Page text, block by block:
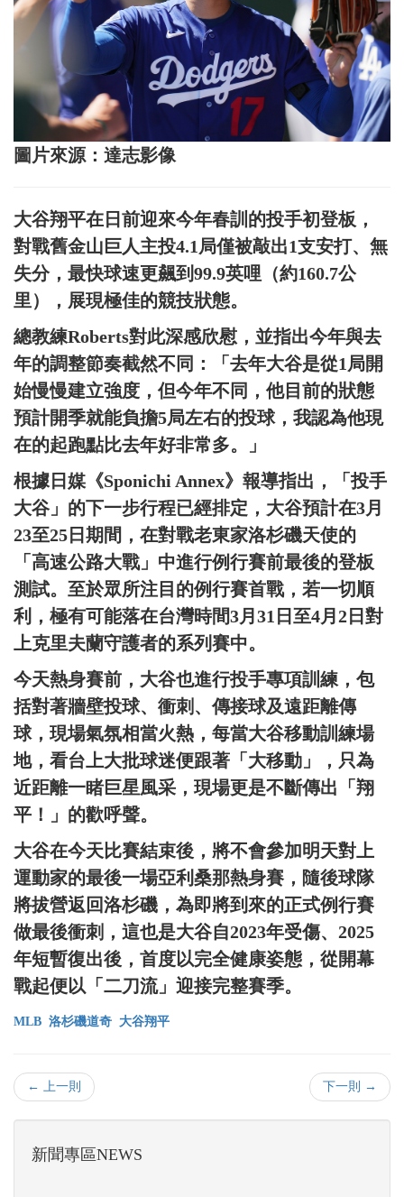
圖片來源：達志影像
大谷翔平在日前迎來今年春訓的投手初登板，
對戰舊金山巨人主投4.1局僅被敲出1支安打、無
失分，最快球速更飆到99.9英哩（約160.7公
里），展現極佳的競技狀態。
總教練Roberts對此深感欣慰，並指出今年與去
年的調整節奏截然不同：「去年大谷是從1局開
始慢慢建立強度，但今年不同，他目前的狀態
預計開季就能負擔5局左右的投球，我認為他現
在的起跑點比去年好非常多。」
根據日媒《Sponichi Annex》報導指出，「投手
大谷」的下一步行程已經排定，大谷預計在3月
23至25日期間，在對戰老東家洛杉磯天使的
「高速公路大戰」中進行例行賽前最後的登板
測試。至於眾所注目的例行賽首戰，若一切順
利，極有可能落在台灣時間3月31日至4月2日對
上克里夫蘭守護者的系列賽中。
今天熱身賽前，大谷也進行投手專項訓練，包
括對著牆壁投球、衝刺、傳接球及遠距離傳
球，現場氣氛相當火熱，每當大谷移動訓練場
地，看台上大批球迷便跟著「大移動」，只為
近距離一睹巨星風采，現場更是不斷傳出「翔
平！」的歡呼聲。
大谷在今天比賽結束後，將不會參加明天對上
運動家的最後一場亞利桑那熱身賽，隨後球隊
將拔營返回洛杉磯，為即將到來的正式例行賽
做最後衝刺，這也是大谷自2023年受傷、2025
年短暫復出後，首度以完全健康姿態，從開幕
戰起便以「二刀流」迎接完整賽季。
MLB 洛杉磯道奇 大谷翔平
← 上一則 下一則 →
新聞專區NEWS